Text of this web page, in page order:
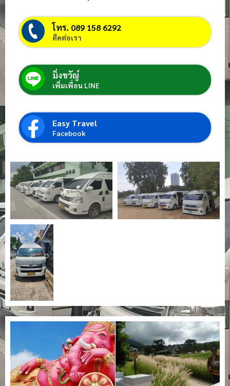
โทร. 089 158 6292
ติดต่อเรา
มิ่งขวัญ์
เพิ่มเพื่อน LINE
Easy Travel
Facebook